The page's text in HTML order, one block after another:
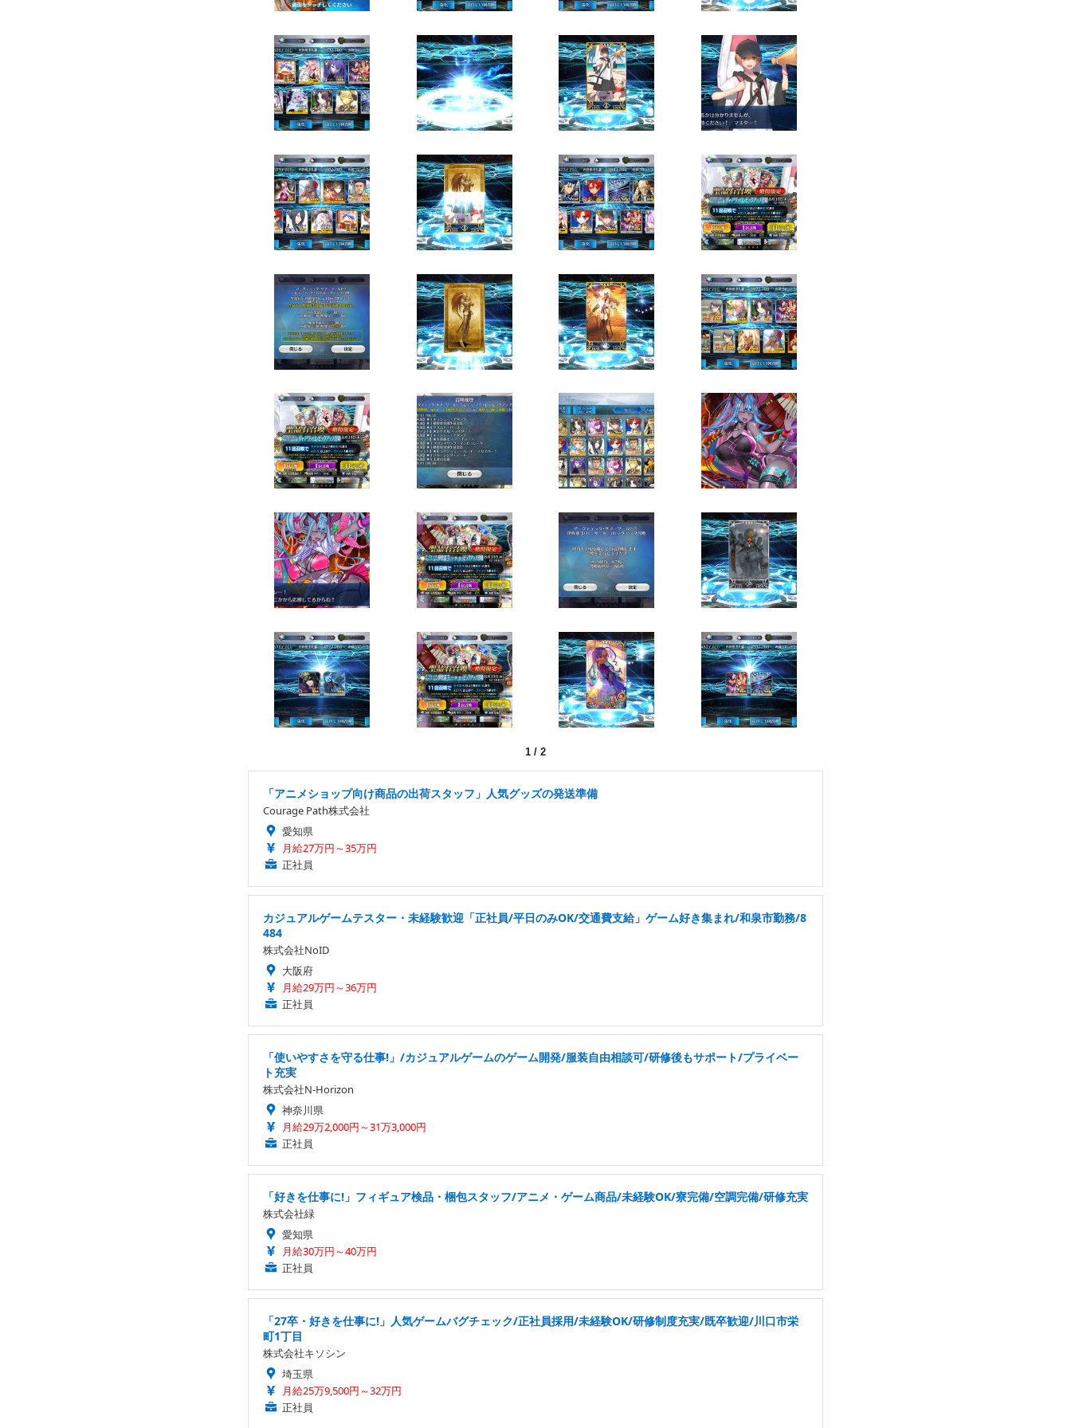
1 / 2
「アニメショップ向け商品の出荷スタッフ」人気グッズの発送準備
Courage Path株式会社
愛知県
月給27万円～35万円
正社員
カジュアルゲームテスター・未経験歓迎「正社員/平日のみOK/交通費支給」ゲーム好き集まれ/和泉市勤務/8
484
株式会社NoID
大阪府
月給29万円～36万円
正社員
「使いやすさを守る仕事!」/カジュアルゲームのゲーム開発/服装自由相談可/研修後もサポート/プライベー
ト充実
株式会社N-Horizon
神奈川県
月給29万2,000円～31万3,000円
正社員
「好きを仕事に!」フィギュア検品・梱包スタッフ/アニメ・ゲーム商品/未経験OK/寮完備/空調完備/研修充実
株式会社緑
愛知県
月給30万円～40万円
正社員
「27卒・好きを仕事に!」人気ゲームバグチェック/正社員採用/未経験OK/研修制度充実/既卒歓迎/川口市栄
町1丁目
株式会社キソシン
埼玉県
月給25万9,500円～32万円
正社員